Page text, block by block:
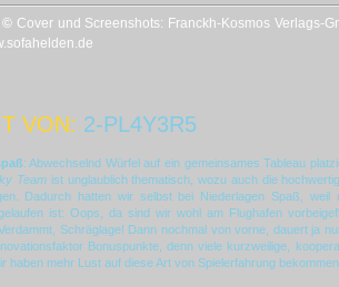
© Cover und Screenshots: Franckh-Kosmos Verlags-
VON: 2-PL4Y3R5
: Abwechselnd Würfel auf ein gemeinsames Tableau
Team ist unglaublich thematisch, wozu auch die
Dadurch hatten wir selbst bei Niederlagen Spaß,
ist: Oops, da sind wir wohl am Flughafen
Schräglage! Dann nochmal von vorne, dauert ja
Bonuspunkte, denn viele kurzweilige,
haben mehr Lust auf diese Art von Spielerfahrung